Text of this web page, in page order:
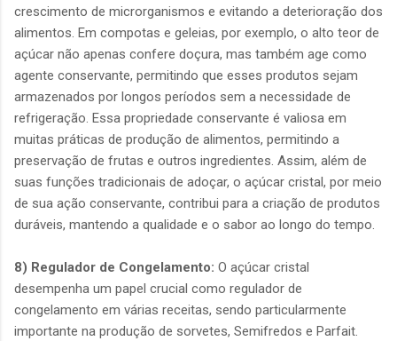
crescimento de microrganismos e evitando a deterioração dos
alimentos. Em compotas e geleias, por exemplo, o alto teor de
açúcar não apenas confere doçura, mas também age como
agente conservante, permitindo que esses produtos sejam
armazenados por longos períodos sem a necessidade de
refrigeração. Essa propriedade conservante é valiosa em
muitas práticas de produção de alimentos, permitindo a
preservação de frutas e outros ingredientes. Assim, além de
suas funções tradicionais de adoçar, o açúcar cristal, por meio
de sua ação conservante, contribui para a criação de produtos
duráveis, mantendo a qualidade e o sabor ao longo do tempo.
8) Regulador de Congelamento: O açúcar cristal
desempenha um papel crucial como regulador de
congelamento em várias receitas, sendo particularmente
importante na produção de sorvetes, Semifredos e Parfait.